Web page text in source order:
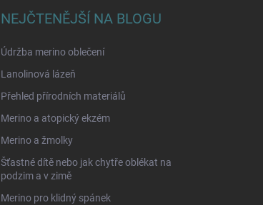
NEJČTENĚJŠÍ NA BLOGU
Údržba merino oblečení
Lanolinová lázeň
Přehled přírodních materiálů
Merino a atopický ekzém
Merino a žmolky
Šťastné dítě nebo jak chytře oblékat na
podzim a v zimě
Merino pro klidný spánek